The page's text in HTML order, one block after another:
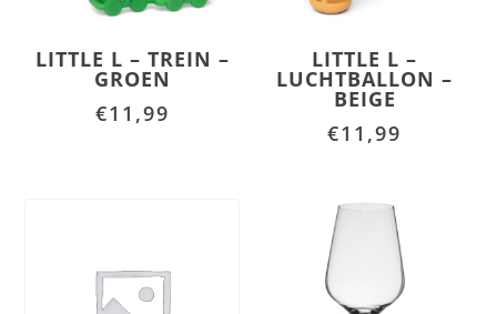
LITTLE L – TREIN –
GROEN
€11,99
LITTLE L –
LUCHTBALLON –
BEIGE
€11,99